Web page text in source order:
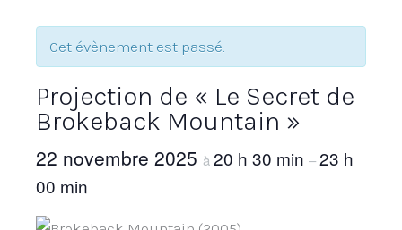
Cet évènement est passé.
Projection de « Le Secret de
Brokeback Mountain »
22 novembre 2025 à 20 h 30 min –23 h
00 min